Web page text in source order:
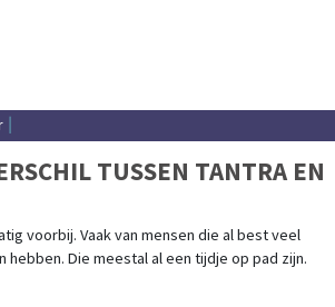
TUSSEN TANTRA EN
voorbij. Vaak van mensen die al best veel
hebben. Die meestal al een tijdje op pad zijn.